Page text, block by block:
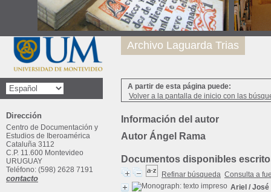
A partir de esta página puede:
Volver a la pantalla de inicio con las
Información del autor
Autor Ángel Rama
Documentos disponibles
Refinar búsqueda Consulta a
Ariel / José
Archivo Laguarda Trias
Dirección
Centro de Documentación y
Estudios de Iberoamérica
Cataluña 3112
C.P. 11.600 Montevideo
URUGUAY
Teléfono: (598) 2628 7191
contacto